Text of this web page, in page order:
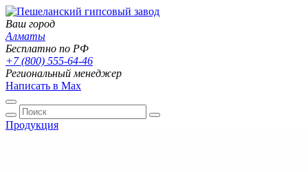
Ваш город
Алматы
Бесплатно по РФ
+7 (800) 555-64-46
Региональный менеджер
Написать в Max
Продукция